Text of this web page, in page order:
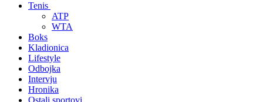
Tenis
ATP
WTA
Boks
Kladionica
Lifestyle
Odbojka
Intervju
Hronika
Ostali sportovi